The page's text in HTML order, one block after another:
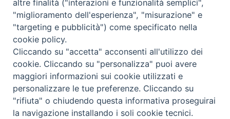
Bibliografia:
FONDAZIONE POLO TEOLOGICO
altre finalità ("interazioni e funzionalità semplici",
"miglioramento dell'esperienza", "misurazione" e
"targeting e pubblicità") come specificato nella
cookie policy.
Cliccando su "accetta" acconsenti all'utilizzo dei
cookie. Cliccando su "personalizza" puoi avere
maggiori informazioni sui cookie utilizzati e
personalizzare le tue preferenze. Cliccando su
"rifiuta" o chiudendo questa informativa proseguirai
la navigazione installando i soli cookie tecnici.